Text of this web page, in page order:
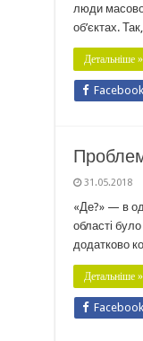
люди масово
об’єктах.
Детальніше »
Facebook
31.05.2018
«Де?» — в
області
додатково
Детальніше »
Facebook